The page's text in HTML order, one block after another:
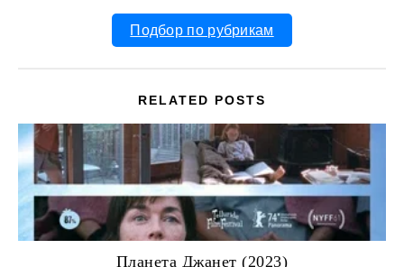
Подбор по рубрикам
RELATED POSTS
Планета Джанет (2023)